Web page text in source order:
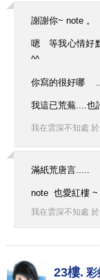
謝謝你~ note 。
嗯 等我心情好
^^
你寫的很好哪
我這已荒蕪....也
我在雲深不知處 於
滿紙荒唐言.....
note 也愛紅樓
我在雲深不知處 於
23樓. 彩